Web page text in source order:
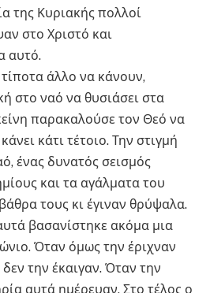
της Κυριακής πολλοί
στο Χριστό και
αυτό.
άλλο να κάνουν,
στο ναό να θυσιάσει στα
παρακαλούσε τον Θεό να
κάτι τέτοιο. Την στιγμή
ένας δυνατός σεισμός
και τα αγάλματα του
τους κι έγιναν θρύψαλα.
βασανίστηκε ακόμα μια
Όταν όμως την έριχναν
την έκαιγαν. Όταν την
αυτά ημέρευαν. Στο τέλος ο